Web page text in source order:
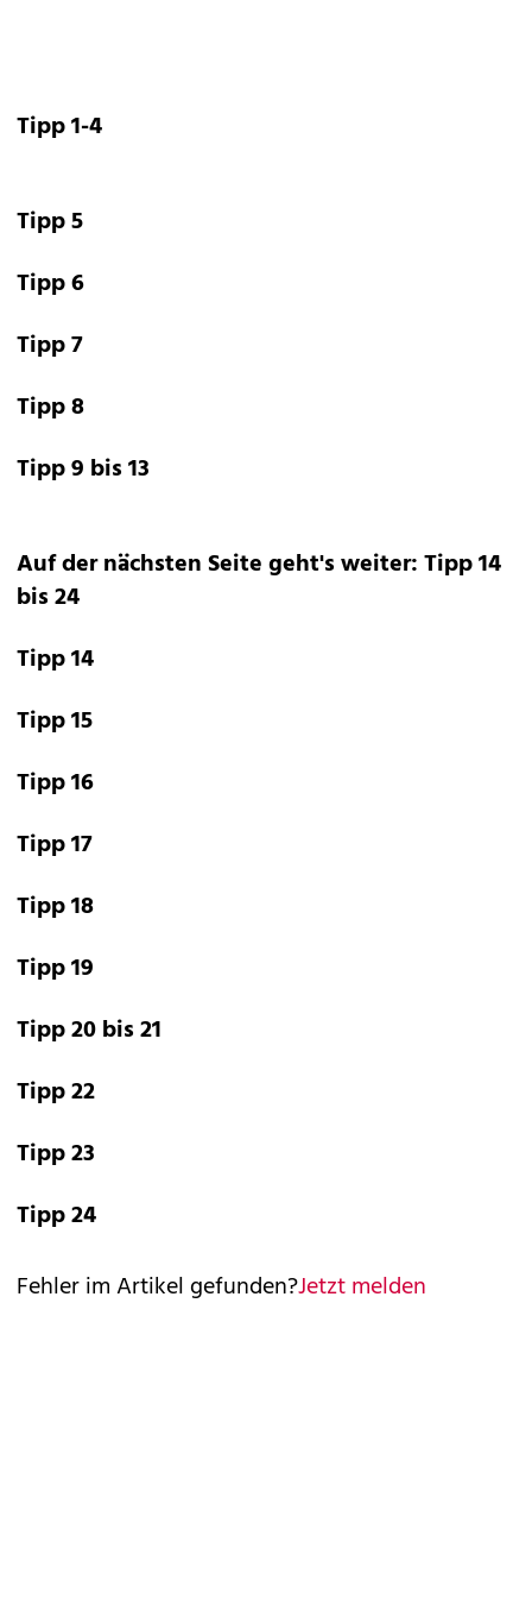
Tipp 1-4
Tipp 5
Tipp 6
Tipp 7
Tipp 8
Tipp 9 bis 13
Auf der nächsten Seite geht's weiter: Tipp 14
bis 24
Tipp 14
Tipp 15
Tipp 16
Tipp 17
Tipp 18
Tipp 19
Tipp 20 bis 21
Tipp 22
Tipp 23
Tipp 24
Fehler im Artikel gefunden?Jetzt melden